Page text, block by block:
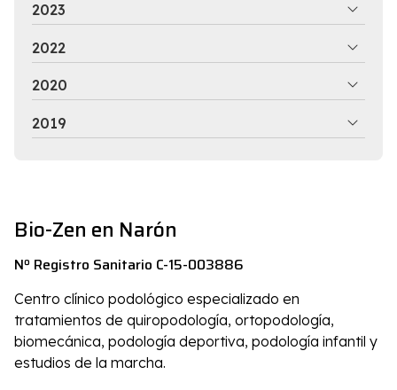
2023
2022
2020
2019
Bio-Zen en Narón
Nº Registro Sanitario C-15-003886
Centro clínico podológico especializado en
tratamientos de quiropodología, ortopodología,
biomecánica, podología deportiva, podología infantil y
estudios de la marcha.